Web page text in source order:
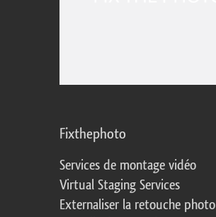
Fixthephoto
Services de montage vidéo
Virtual Staging Services
Externaliser la retouche photo